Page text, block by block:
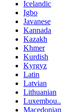
Icelandic
Igbo
Javanese
Kannada
Kazakh
Khmer
Kurdish
Kyrgyz
Latin
Latvian
Lithuanian
Luxembou..
Macedonian